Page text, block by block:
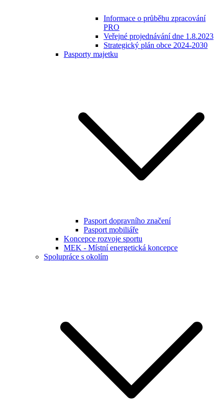
Informace o průběhu zpracování
PRO
Veřejné projednávání dne 1.8.2023
Strategický plán obce 2024-2030
Pasporty majetku
Pasport dopravního značení
Pasport mobiliáře
Koncepce rozvoje sportu
MEK - Místní energetická koncepce
Spolupráce s okolím